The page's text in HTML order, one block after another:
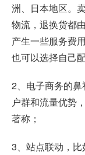
洲、日本地区。
物流，退换货都
产生一些服务费
也可以选择自己
2、电子商务的
户群和流量优势
著称；
3、站点联动，